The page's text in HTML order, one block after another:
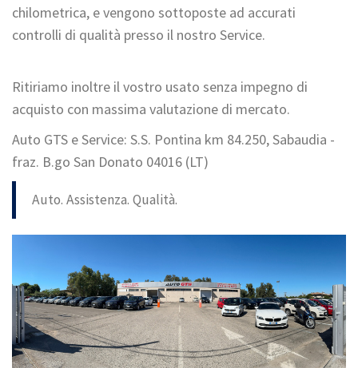
chilometrica, e vengono sottoposte ad accurati
controlli di qualità presso il nostro Service.
Ritiriamo inoltre il vostro usato senza impegno di
acquisto con massima valutazione di mercato.
Auto GTS e Service: S.S. Pontina km 84.250, Sabaudia -
fraz. B.go San Donato 04016 (LT)
Auto. Assistenza. Qualità.